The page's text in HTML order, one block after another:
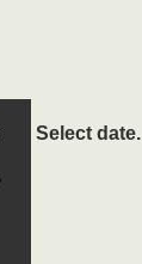
Select date.